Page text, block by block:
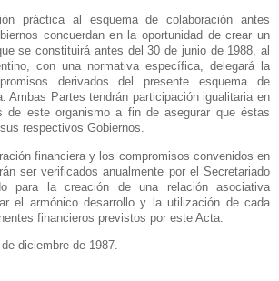
práctica al esquema de colaboración antes
concuerdan en la oportunidad de crear un
se constituirá antes del 30 de junio de 1988, al
con una normativa específica, delegará la
derivados del presente esquema de
Ambas Partes tendrán participación igualitaria en
de este organismo a fin de asegurar que éstas
respectivos Gobiernos.
financiera y los compromisos convenidos en
ser verificados anualmente por el Secretariado
para la creación de una relación asociativa
el armónico desarrollo y la utilización de cada
financieros previstos por este Acta.
diciembre de 1987.